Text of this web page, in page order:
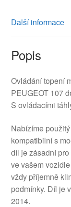
Další informace
Popis
Ovládání topení
PEUGEOT 107
S ovládacími
Nabízíme
kompatibilní s
díl je zásadní
ve vašem
vždy příjemně
podmínky. Díl je
2014.